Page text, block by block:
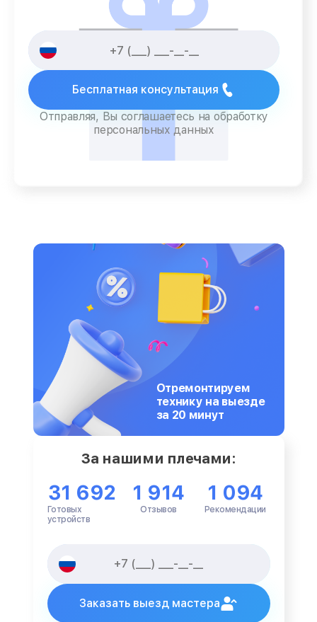
Бесплатная консультация
Отправляя, Вы соглашаетесь на обработку
персональных данных
Отремонтируем
технику на выезде
за 20 минут
За нашими плечами:
31 692
Готовых
устройств
1 914
Отзывов
1 094
Рекомендации
Заказать выезд мастера